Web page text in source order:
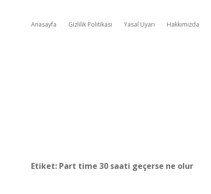
Anasayfa Gizlilik Politikası Yasal Uyarı Hakkımızda
Etiket: Part time 30 saati geçerse ne olur